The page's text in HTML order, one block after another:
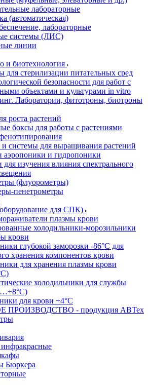
лабораторные
(автоматическая)
лабораторные
системы (ЛИС)
линии
и биотехнология
для стерилизации питательных сред
безопасности для работ с
объектами и культурами in vitro
Лаборатории, фитотроны, биотроны
роста растений
боксы для работы с растениями
системы для выращивания растений
аэропоники и гидропоники
для изучения влияния спектрального
(флуорометры)
пенетрометры
для СПК)
плазмы крови
холодильники-морозильники
крови
глубокой заморозки -86°С для
хранения компонентов крови
для хранения плазмы крови
холодильники для службы
для крови +4°С
ПРОИЗВОДСТВО - продукция АВТех
Бюркера